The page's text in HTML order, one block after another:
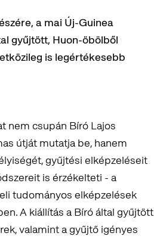
a mai Új-Guinea
gyűjtött, Huon-öbölből
is legértékesebb
nem csupán Bíró Lajos
útját mutatja be, hanem
gyűjtési elképzeléseit
is érzékelteti - a
tudományos elképzelések
A kiállítás a Bíró által gyűjtött
valamint a gyűjtő igényes